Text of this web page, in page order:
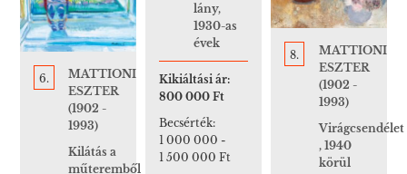
lány,
1930-as
évek
Kikiáltási ár:
800 000 Ft
Becsérték:
1 000 000 -
1 500 000 Ft
8.
MATTIONI
ESZTER
(1902 -
1993)
Virágcsendélet
, 1940
körül
6.
MATTIONI
ESZTER
(1902 -
1993)
Kilátás a
műteremből